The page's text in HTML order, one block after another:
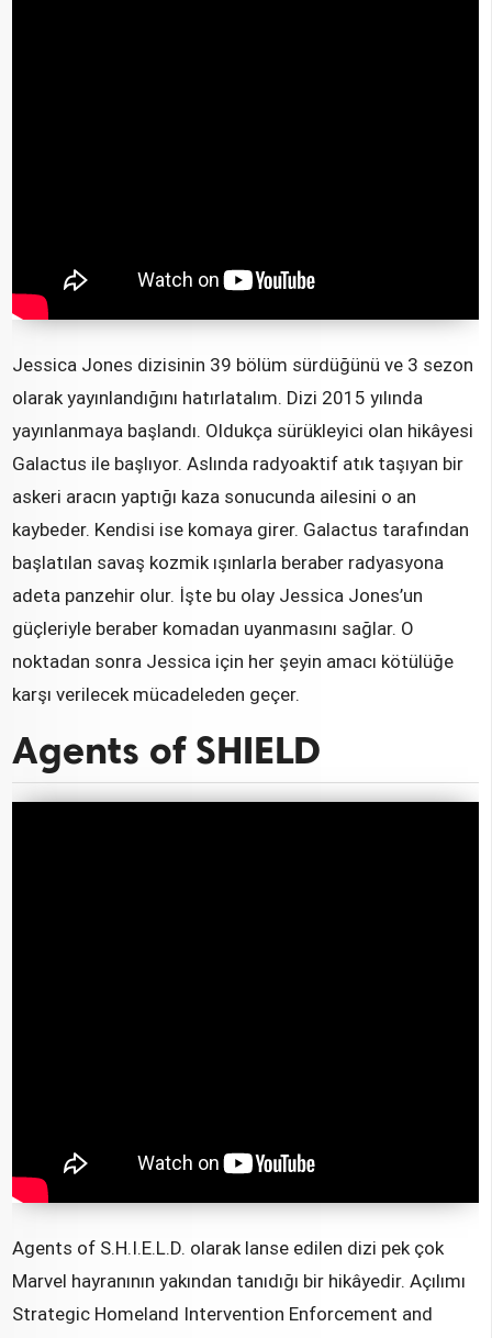
Jessica Jones dizisinin 39 bölüm sürdüğünü ve 3 sezon
olarak yayınlandığını hatırlatalım. Dizi 2015 yılında
yayınlanmaya başlandı. Oldukça sürükleyici olan hikâyesi
Galactus ile başlıyor. Aslında radyoaktif atık taşıyan bir
askeri aracın yaptığı kaza sonucunda ailesini o an
kaybeder. Kendisi ise komaya girer. Galactus tarafından
başlatılan savaş kozmik ışınlarla beraber radyasyona
adeta panzehir olur. İşte bu olay Jessica Jones’un
güçleriyle beraber komadan uyanmasını sağlar. O
noktadan sonra Jessica için her şeyin amacı kötülüğe
karşı verilecek mücadeleden geçer.
Agents of SHIELD
Agents of S.H.I.E.L.D. olarak lanse edilen dizi pek çok
Marvel hayranının yakından tanıdığı bir hikâyedir. Açılımı
Strategic Homeland Intervention Enforcement and